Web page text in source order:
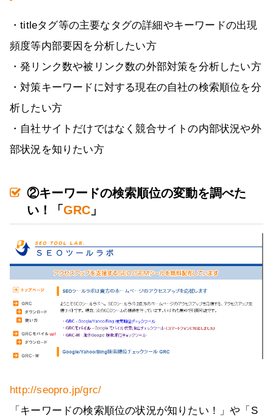
・titleタグ等の主要なタグの詳細やキーワードの出現
頻度等内部要因を分析したい方
・発リンク数や被リンク数の外部対策を分析したい方
・対策キーワードに対する現在の自社の検索順位を分
析したい方
・自社サイトだけではなく競合サイトの内部状況や外
部状況を知りたい方
②キーワードの検索順位の変動を調べた
い！「 GRC 」
http://seopro.jp/grc/
「キーワードの検索順位の状況が知りたい！」や「S